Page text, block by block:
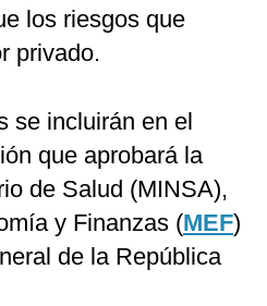
los riesgos que
privado.
se incluirán en el
que aprobará la
de Salud (MINSA),
y Finanzas (MEF)
de la República